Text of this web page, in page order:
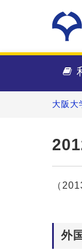
大阪大
（
外